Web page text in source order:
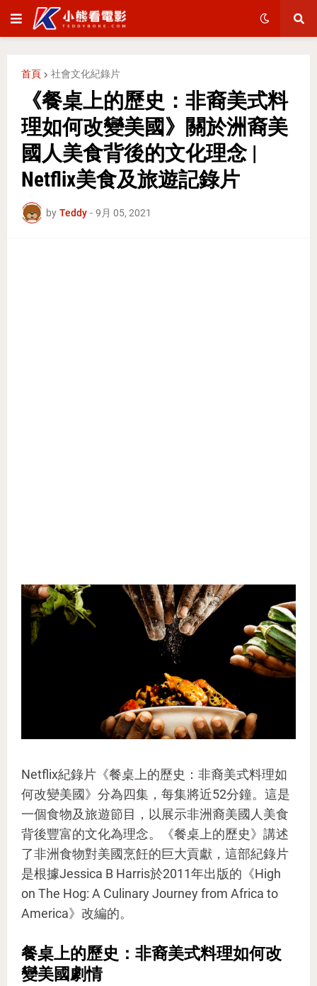
首頁 社會文化紀錄片
《餐桌上的歷史：非裔美式料
理如何改變美國》關於洲裔美
國人美食背後的文化理念 |
Netflix美食及旅遊記錄片
by Teddy - 9月 05, 2021
Netflix紀錄片《餐桌上的歷史：非裔美式料理如
何改變美國》分為四集，每集將近52分鐘。這是
一個食物及旅遊節目，以展示非洲裔美國人美食
背後豐富的文化為理念。《餐桌上的歷史》講述
了非洲食物對美國烹飪的巨大貢獻，這部紀錄片
是根據Jessica B Harris於2011年出版的《High
on The Hog: A Culinary Journey from Africa to
America》改編的。
餐桌上的歷史：非裔美式料理如何改
變美國劇情